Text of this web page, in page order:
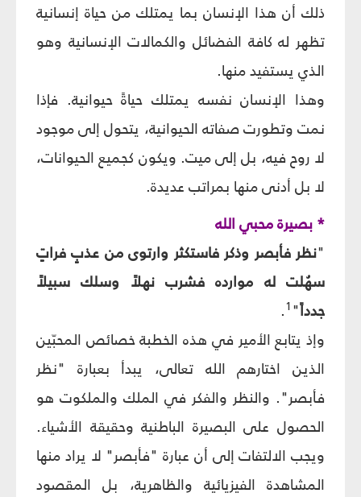
ذلك أن هذا الإنسان بما يمتلك من حياة إنسانية
تظهر له كافة الفضائل والكمالات الإنسانية وهو
الذي يستفيد منها.
وهذا الإنسان نفسه يمتلك حياةً حيوانية. فإذا
نمت وتطورت صفاته الحيوانية، يتحول إلى موجود
لا روح فيه، بل إلى ميت. ويكون كجميع الحيوانات،
لا بل أدنى منها بمراتب عديدة.
* بصيرة محبي الله
"نظر فأبصر وذكر فاستكثر وارتوى من عذبٍ فراتٍ
سهُلت له موارده فشرب نهلاً وسلك سبيلاً
جدداً"
1
.
وإذ يتابع الأمير في هذه الخطبة خصائص المحبّين
الذين اختارهم الله تعالى، يبدأ بعبارة "نظر
فأبصر". والنظر والفكر في الملك والملكوت هو
الحصول على البصيرة الباطنية وحقيقة الأشياء.
ويجب الالتفات إلى أن عبارة "فأبصر" لا يراد منها
المشاهدة الفيزيائية والظاهرية، بل المقصود